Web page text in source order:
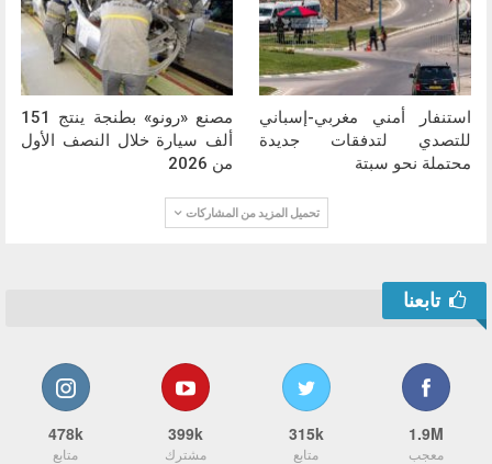
استنفار أمني مغربي-إسباني
للتصدي لتدفقات جديدة
محتملة نحو سبتة
مصنع «رونو» بطنجة ينتج 151
ألف سيارة خلال النصف الأول
من 2026
تحميل المزيد من المشاركات
تابعنا
1.9M
معجب
315k
متابع
399k
مشترك
478k
متابع